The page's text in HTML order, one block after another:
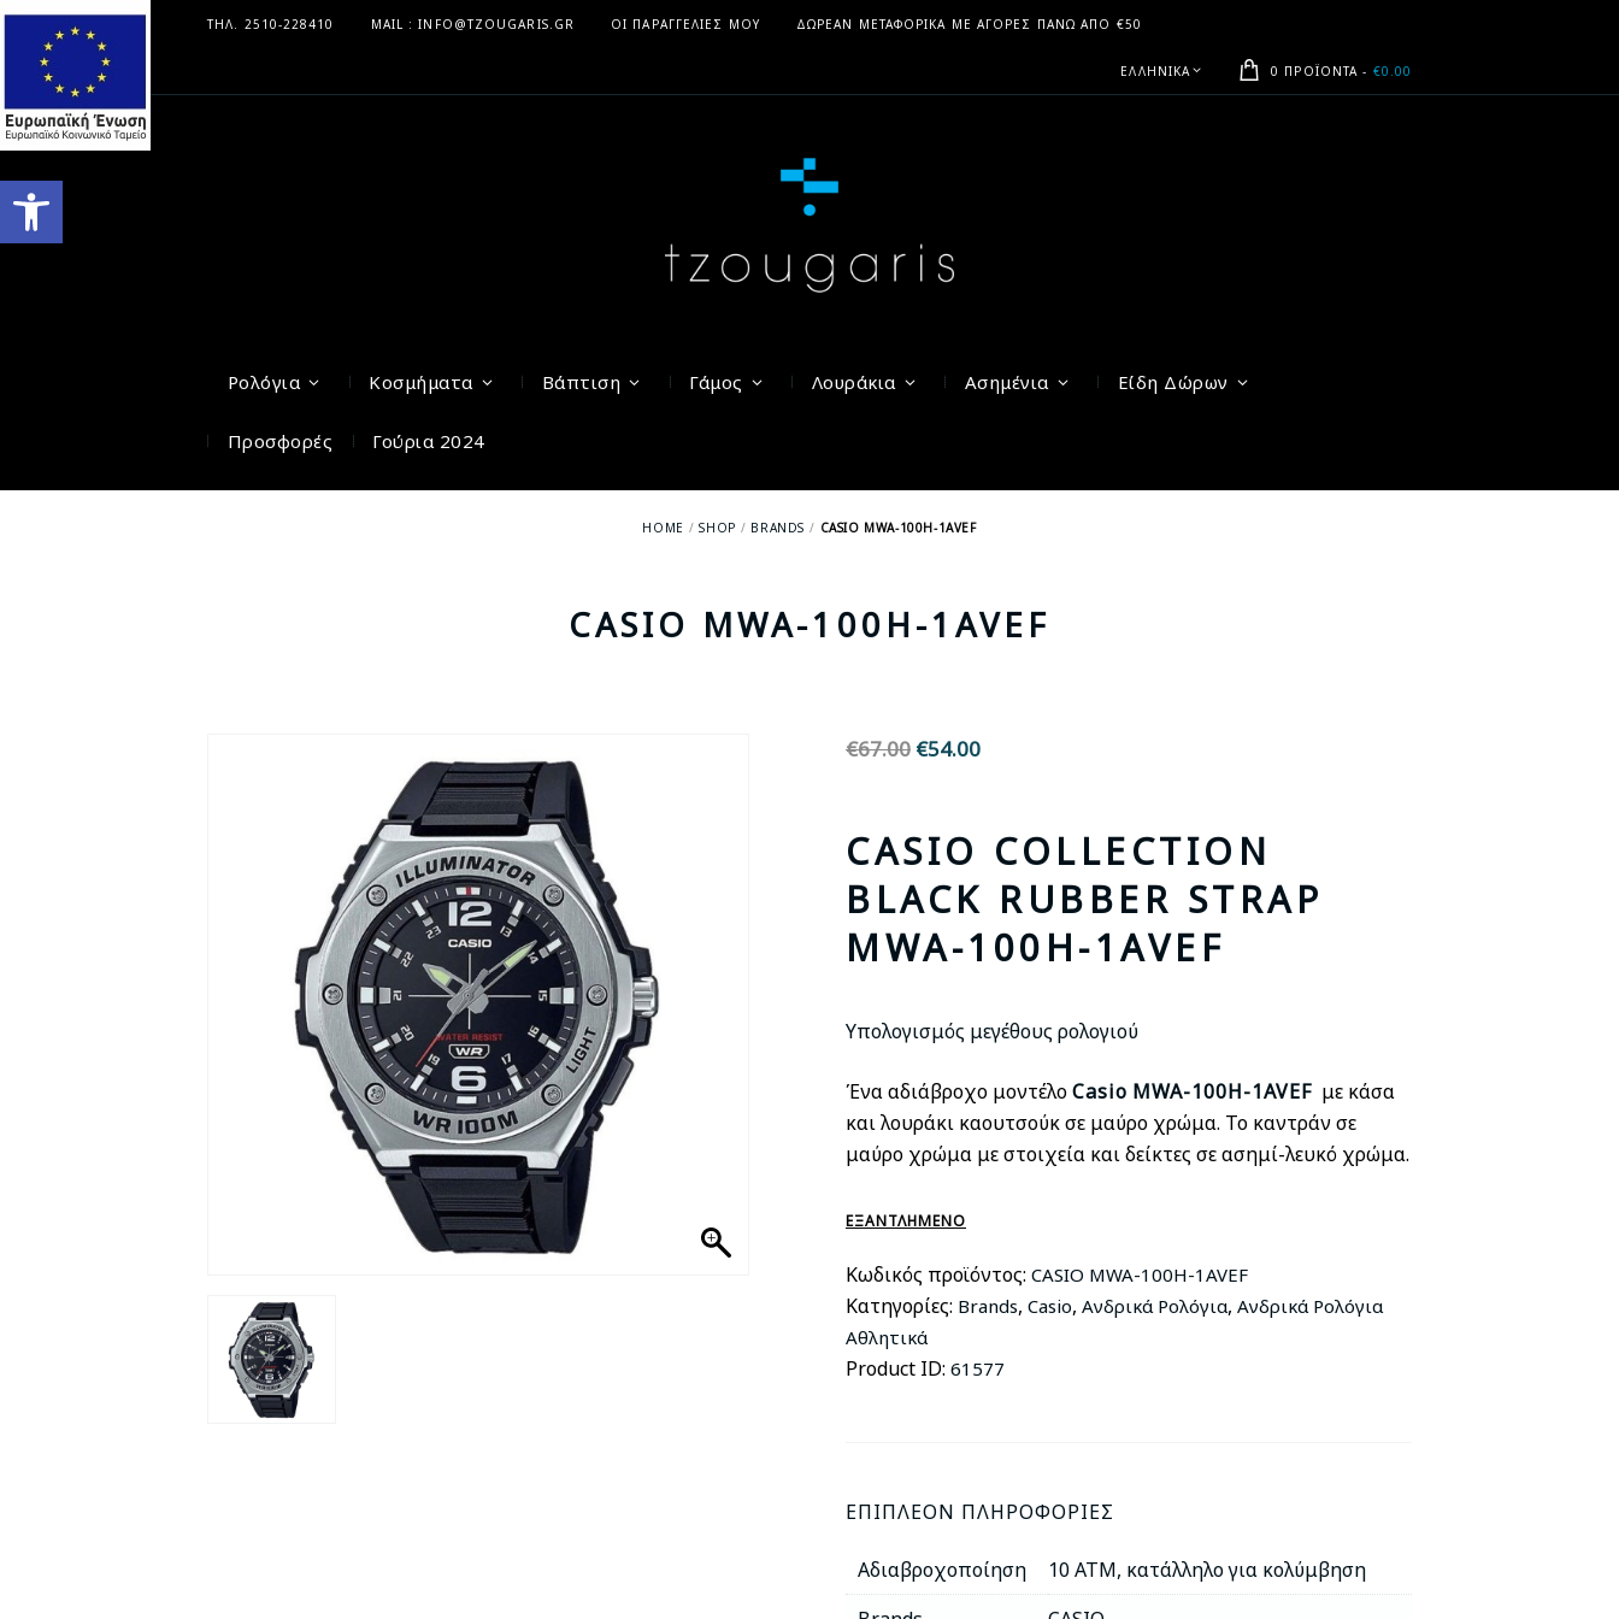
Ανοίξτε τη γραμμή εργαλείων
ΤΗΛ. 2510-228410 MAIL : INFO@TZOUGARIS.GR ΟΙ ΠΑΡΑΓΓΕΛΊΕΣ ΜΟΥ ΔΩΡΕΆΝ ΜΕΤΑΦΟΡΙΚΆ ΜΕ ΑΓΟΡΈΣ ΠΆΝΩ ΑΠΟ €50
ΕΛΛΗΝΙΚΆ 0 ΠΡΟΪΌΝΤΑ - €0.00
Ρολόγια Κοσμήματα Βάπτιση Γάμος Λουράκια Ασημένια Είδη Δώρων
Προσφορές Γούρια 2024
HOME SHOP BRANDS CASIO MWA-100H-1AVEF
CASIO MWA-100H-1AVEF
€67.00 Original
€67.00.
€54.00
είναι:
€54.00.
CASIO COLLECTION
BLACK RUBBER STRAP
MWA-100H-1AVEF
Υπολογισμός μεγέθους ρολογιού
Ένα αδιάβροχο μοντέλοCasio MWA-100H-1AVEF με κάσα
και λουράκι καουτσούκ σε μαύρο χρώμα. Το καντράν σε
μαύρο χρώμα με στοιχεία και δείκτες σε ασημί-λευκό χρώμα.
ΕΞΑΝΤΛΗΜΈΝΟ
Κωδικός προϊόντος: CASIO MWA-100H-1AVEF
Κατηγορίες: Brands, Casio, Ανδρικά Ρολόγια, Ανδρικά Ρολόγια
Αθλητικά
Product ID: 61577
ΕΠΙΠΛΈΟΝ ΠΛΗΡΟΦΟΡΊΕΣ
Αδιαβροχοποίηση
10 ATM, κατάλληλο για κολύμβηση